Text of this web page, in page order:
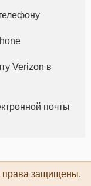
Verizon в
почты
права защищены.